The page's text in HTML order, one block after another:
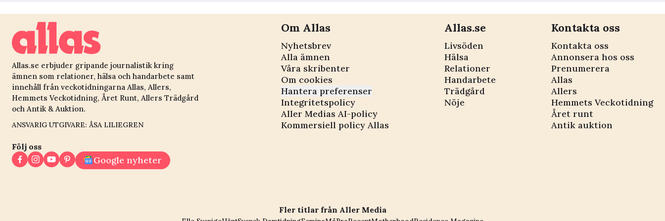
Allas.se erbjuder gripande journalistik kring
ämnen som relationer, hälsa och handarbete samt
innehåll från veckotidningarna Allas, Allers,
Hemmets Veckotidning, Året Runt, Allers Trädgård
och Antik & Auktion.
ANSVARIG UTGIVARE: ÅSA LILIEGREN
Följ oss
Google nyheter
Om Allas
Nyhetsbrev
Alla ämnen
Våra skribenter
Om cookies
Hantera preferenser
Integritetspolicy
Aller Medias AI-policy
Kommersiell policy Allas
Allas.se
Livsöden
Hälsa
Relationer
Handarbete
Trädgård
Nöje
Kontakta oss
Kontakta oss
Annonsera hos oss
Prenumerera
Allas
Allers
Hemmets Veckotidning
Året runt
Antik auktion
Fler titlar från Aller Media